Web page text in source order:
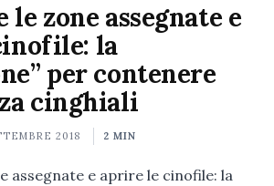
le zone assegnate e
la
per contenere
cinghiali
2018 2 MIN
assegnate e aprire le cinofile: la